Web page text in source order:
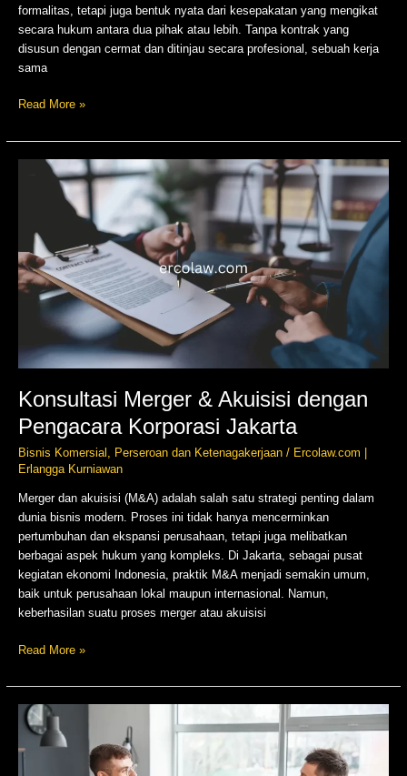
formalitas, tetapi juga bentuk nyata dari kesepakatan yang mengikat
secara hukum antara dua pihak atau lebih. Tanpa kontrak yang
disusun dengan cermat dan ditinjau secara profesional, sebuah kerja
sama
Read More »
Konsultasi Merger & Akuisisi dengan
Pengacara Korporasi Jakarta
Bisnis Komersial Perseroan dan Ketenagakerjaan/ Ercolaw.com |
Erlangga Kurniawan
Merger dan akuisisi (M&A) adalah salah satu strategi penting dalam
dunia bisnis modern. Proses ini tidak hanya mencerminkan
pertumbuhan dan ekspansi perusahaan, tetapi juga melibatkan
berbagai aspek hukum yang kompleks. Di Jakarta, sebagai pusat
kegiatan ekonomi Indonesia, praktik M&A menjadi semakin umum,
baik untuk perusahaan lokal maupun internasional. Namun,
keberhasilan suatu proses merger atau akuisisi
Konsultasi
dengan
Pengacara
Korporasi
Jakarta
Read More »
Layanan
Pengacara
Jakarta